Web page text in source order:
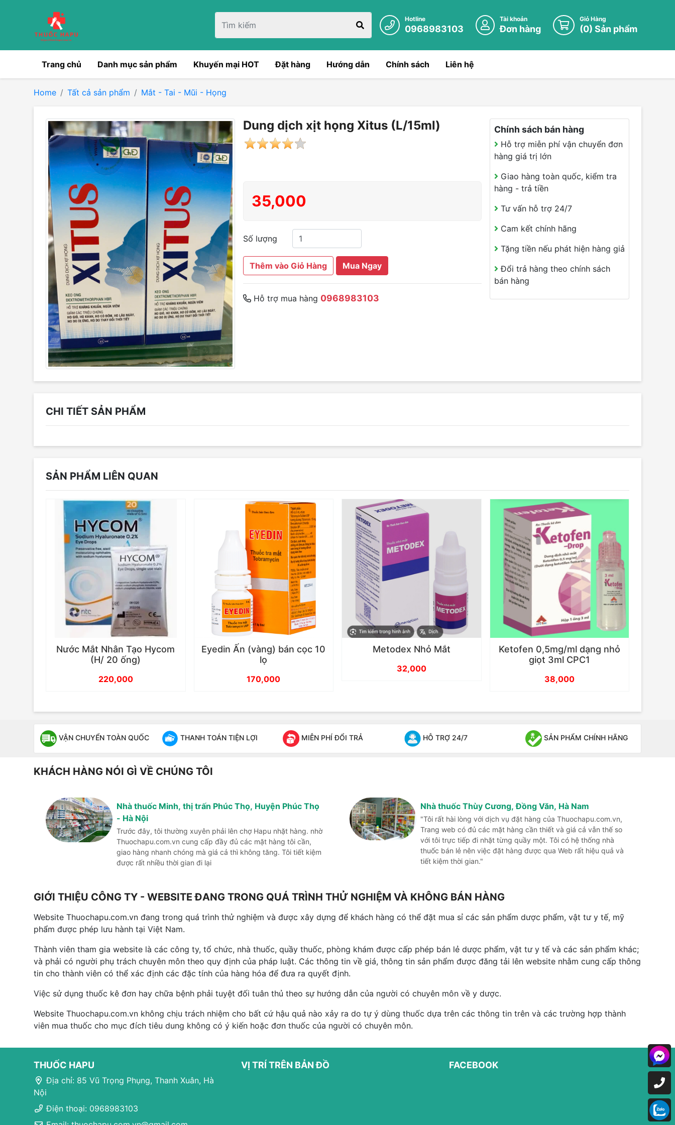
Hotline
0968983103
Tài khoản
Đơn hàng
Giỏ Hàng
(0) Sản phẩm
Trang chủ Danh mục sản phẩm Khuyến mại HOT Đặt hàng Hướng dẫn Chính sách Liên hệ
Home Tất cả sản phẩm Mắt - Tai - Mũi - Họng
Dung dịch xịt họng Xitus (L/15ml)
35,000
Số lượng
Thêm vào Giỏ Hàng Mua Ngay
Hỗ trợ mua hàng 0968983103
Chính sách bán hàng
Hỗ trợ miễn phí vận chuyển đơn
hàng giá trị lớn
Giao hàng toàn quốc, kiểm tra
hàng - trả tiền
Tư vấn hỗ trợ 24/7
Cam kết chính hãng
Tặng tiền nếu phát hiện hàng giả
Đổi trả hàng theo chính sách
bán hàng
CHI TIẾT SẢN PHẨM
SẢN PHẨM LIÊN QUAN
Nước Mắt Nhân Tạo Hycom
(H/ 20 ống)
220,000
Eyedin Ấn (vàng) bán cọc 10
lọ
170,000
Metodex Nhỏ Mắt
32,000
Ketofen 0,5mg/ml dạng nhỏ
giọt 3ml CPC1
38,000
VẬN CHUYỂN TOÀN QUỐC THANH TOÁN TIỆN LỢI MIỄN PHÍ ĐỔI TRẢ HỖ TRỢ 24/7 SẢN PHẨM CHÍNH HÃNG
KHÁCH HÀNG NÓI GÌ VỀ CHÚNG TÔI
Nhà thuốc Minh, thị trấn Phúc Thọ, Huyện Phúc Thọ
- Hà Nội
Trước đây, tôi thường xuyên phải lên chợ Hapu nhặt hàng. nhờ
Thuochapu.com.vn cung cấp đầy đủ các mặt hàng tôi cần,
giao hàng nhanh chóng mà giá cả thì không tăng. Tôi tiết kiệm
được rất nhiều thời gian đi lại
Nhà thuốc Thùy Cương, Đồng Văn, Hà Nam
"Tôi rất hài lòng với dịch vụ đặt hàng của Thuochapu.com.vn,
Trang web có đủ các mặt hàng cần thiết và giá cả vẫn thế so
với tôi trực tiếp đi nhặt từng quầy một. Tôi có hệ thống nhà
thuốc bán lẻ nên việc đặt hàng được qua Web rất hiệu quả và
tiết kiệm thời gian."
GIỚI THIỆU CÔNG TY - WEBSITE ĐANG TRONG QUÁ TRÌNH THỬ NGHIỆM VÀ KHÔNG BÁN HÀNG
Website Thuochapu.com.vn đang trong quá trình thử nghiệm và được xây dựng để khách hàng có thể đặt mua sỉ các sản phẩm dược phẩm, vật tư y tế, mỹ
phẩm được phép lưu hành tại Việt Nam.
Thành viên tham gia website là các công ty, tổ chức, nhà thuốc, quầy thuốc, phòng khám được cấp phép bán lẻ dược phẩm, vật tư y tế và các sản phẩm khác;
và phải có người phụ trách chuyên môn theo quy định của pháp luật. Các thông tin về giá, thông tin sản phẩm được đăng tải lên website nhằm cung cấp thông
tin cho thành viên có thể xác định các đặc tính của hàng hóa để đưa ra quyết định.
Việc sử dụng thuốc kê đơn hay chữa bệnh phải tuyệt đối tuân thủ theo sự hướng dẫn của người có chuyên môn về y dược.
Website Thuochapu.com.vn không chịu trách nhiệm cho bất cứ hậu quả nào xảy ra do tự ý dùng thuốc dựa trên các thông tin trên và các trường hợp thành
viên mua thuốc cho mục đích tiêu dung không có ý kiến hoặc đơn thuốc của người có chuyên môn.
THUỐC HAPU
Địa chỉ: 85 Vũ Trọng Phụng, Thanh Xuân, Hà
Nội
Điện thoại: 0968983103
VỊ TRÍ TRÊN BẢN ĐỒ FACEBOOK